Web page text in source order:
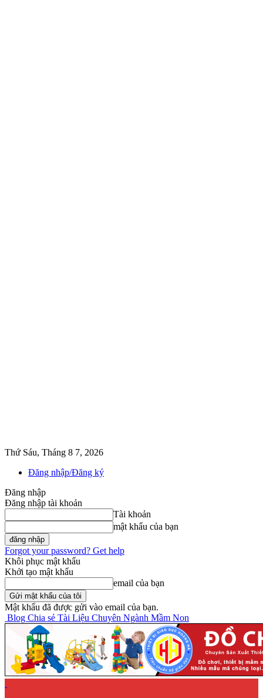
Thứ Sáu, Tháng 8 7, 2026
Đăng nhập/Đăng ký
Đăng nhập
Đăng nhập tài khoản
Tài khoản
mật khẩu của bạn
Forgot your password? Get help
Khôi phục mật khẩu
Khởi tạo mật khẩu
email của bạn
Mật khẩu đã được gửi vào email của bạn.
Blog Chia sẻ Tài Liệu Chuyên Ngành Mầm Non